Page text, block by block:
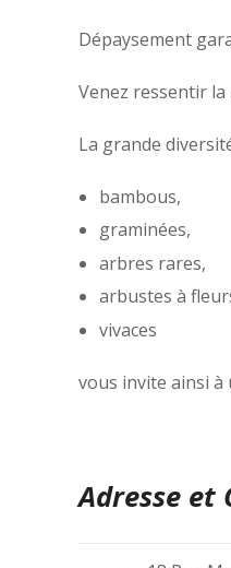
Dépaysement
Venez ressentir
La grande
bambous,
graminées,
arbres rares,
arbustes à
vivaces
vous invite ainsi à
Adresse et